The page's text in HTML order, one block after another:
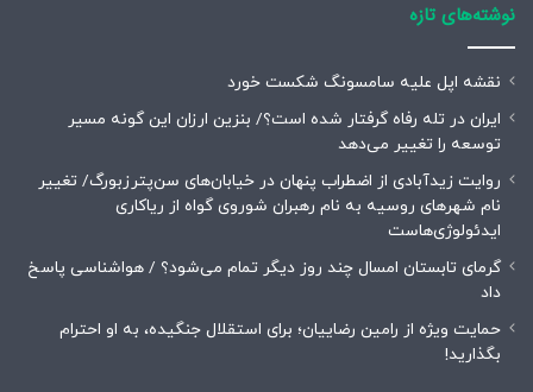
نوشته‌های تازه
نقشه اپل علیه سامسونگ شکست خورد
ایران در تله رفاه گرفتار شده است؟/ بنزین ارزان این گونه مسیر
توسعه را تغییر می‌دهد
روایت زیدآبادی از اضطراب پنهان در خیابان‌های سن‌پترزبورگ/ تغییر
نام شهرهای روسیه به نام رهبران شوروی گواه از ریاکاری
ایدئولوژی‌هاست
گرمای تابستان امسال چند روز دیگر تمام می‌شود؟ / هواشناسی پاسخ
داد
حمایت ویژه از رامین رضاییان؛ برای استقلال جنگیده، به او احترام
بگذارید!